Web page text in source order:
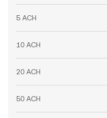
5 ACH
10 ACH
20 ACH
50 ACH